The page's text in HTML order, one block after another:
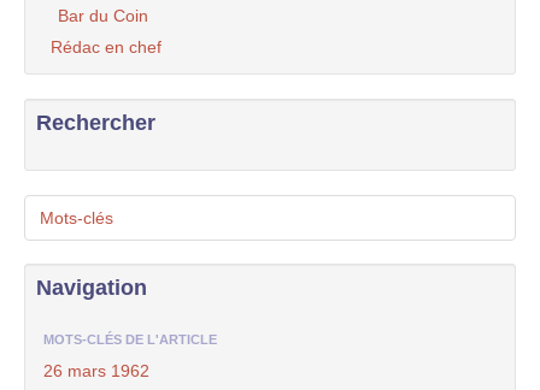
Bar du Coin
Rédac en chef
Rechercher
Mots-clés
Navigation
MOTS-CLÉS DE L'ARTICLE
26 mars 1962